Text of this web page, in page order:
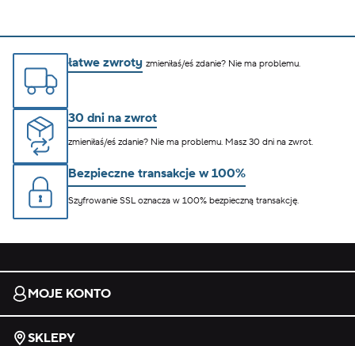
łatwe zwroty zmieniłaś/eś zdanie? Nie ma problemu.
30 dni na zwrot
zmieniłaś/eś zdanie? Nie ma problemu. Masz 30 dni na zwrot.
Bezpieczne transakcje w 100%
Szyfrowanie SSL oznacza w 100% bezpieczną transakcję.
MOJE KONTO
SKLEPY